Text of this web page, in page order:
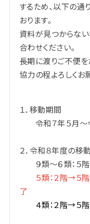
するため、以下の
おります。
資料が見つからな
合わせください。
長期に渡りご不便を
協力の程よろしくお
１．移動期間
令和７年５月～
２．令和８年度の移
９類～６類：５
５類：２階→５
了
４類：２階→５